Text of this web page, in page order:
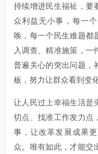
持续增进民生福祉，要
众利益无小事，每一
唤，每一个民生难题都
入调查、精准施策，一
普遍关心的突出问题，
板，努力让群众看到变
让人民过上幸福生活是
切点、找准工作发力点
事，让改革发展成果
众。唯有如此，才能交